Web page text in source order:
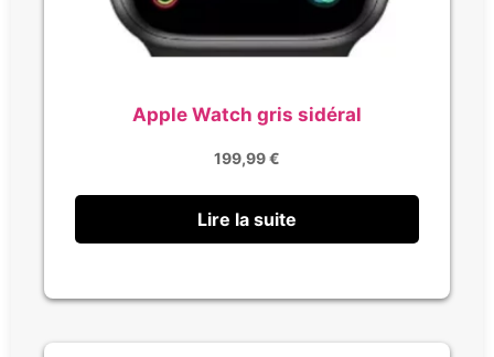
Apple Watch gris sidéral
199,99€
Lire la suite